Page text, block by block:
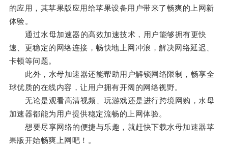
的应用，其苹果版应用给苹果设备用户带来了畅爽的上网新
体验。
通过水母加速器的高效加速技术，用户能够拥有更快
速、更稳定的网络连接，畅快地上网冲浪，解决网络延迟、
卡顿等问题。
此外，水母加速器还能帮助用户解锁网络限制，畅享全
球优质的在线内容，让用户拥有开阔的网络视野。
无论是观看高清视频、玩游戏还是进行跨境网购，水母
加速器都能为用户提供稳定流畅的上网体验。
想要尽享网络的便捷与乐趣，就赶快下载水母加速器苹
果版开始畅爽上网吧！。